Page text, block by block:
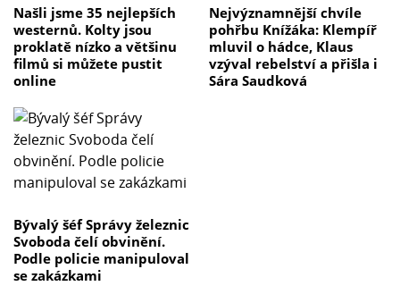
Našli jsme 35 nejlepších
westernů. Kolty jsou
proklatě nízko a většinu
filmů si můžete pustit
online
Nejvýznamnější chvíle
pohřbu Knížáka: Klempíř
mluvil o hádce, Klaus
vzýval rebelství a přišla i
Sára Saudková
Bývalý šéf Správy železnic
Svoboda čelí obvinění.
Podle policie manipuloval
se zakázkami